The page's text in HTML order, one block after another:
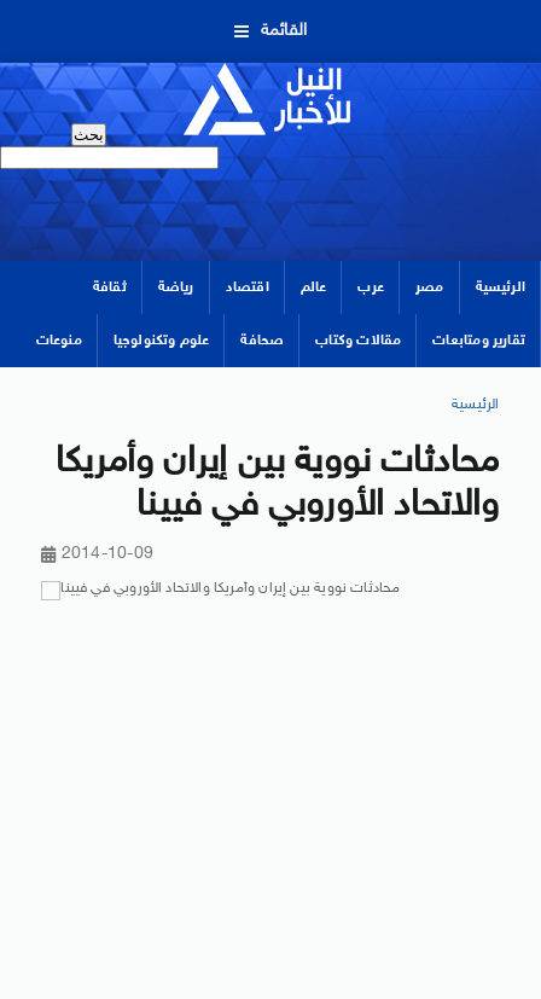
القائمة
الرئيسية مصر عرب عالم اقتصاد رياضة ثقافة
تقارير ومتابعات مقالات وكتاب صحافة علوم وتكنولوجيا منوعات
الرئيسية
محادثات نووية بين إيران وأمريكا
والاتحاد الأوروبي في فيينا
2014-10-09